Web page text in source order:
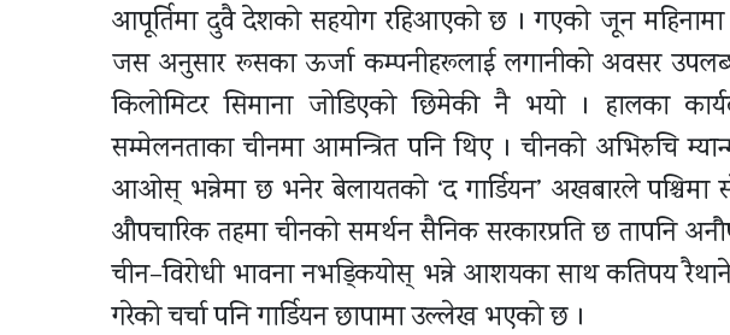
आपूर्तिमा दुवै देशको सहयोग रहिआएको छ । गएको जून
जस अनुसार रूसका ऊर्जा कम्पनीहरूलाई लगानीको अवसर
किलोमिटर सिमाना जोडिएको छिमेकी नै भयो । हालका
सम्मेलनताका चीनमा आमन्त्रित पनि थिए । चीनको अभिरुचि
आओस् भन्नेमा छ भनेर बेलायतको ‘द गार्डियन’ अखबारले पश्चिमा
औपचारिक तहमा चीनको समर्थन सैनिक सरकारप्रति छ तापनि
चीन–विरोधी भावना नभड्कियोस् भन्ने आशयका साथ कतिपय
गरेको चर्चा पनि गार्डियन छापामा उल्लेख भएको छ ।